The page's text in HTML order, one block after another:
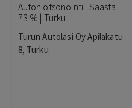
Auton otsonointi | Säästä
73 % | Turku
Turun Autolasi Oy Apilakatu
8, Turku